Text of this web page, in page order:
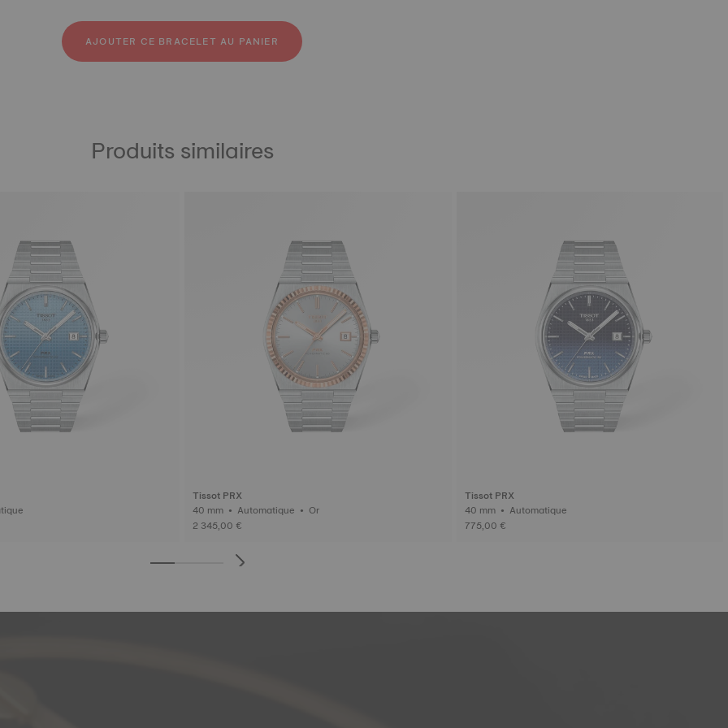
AJOUTER CE BRACELET AU PANIER
Produits similaires
Tissot PRX
40 mm • Automatique • Or
2 345,00 €
Tissot PRX
40 mm • Automatique
775,00 €